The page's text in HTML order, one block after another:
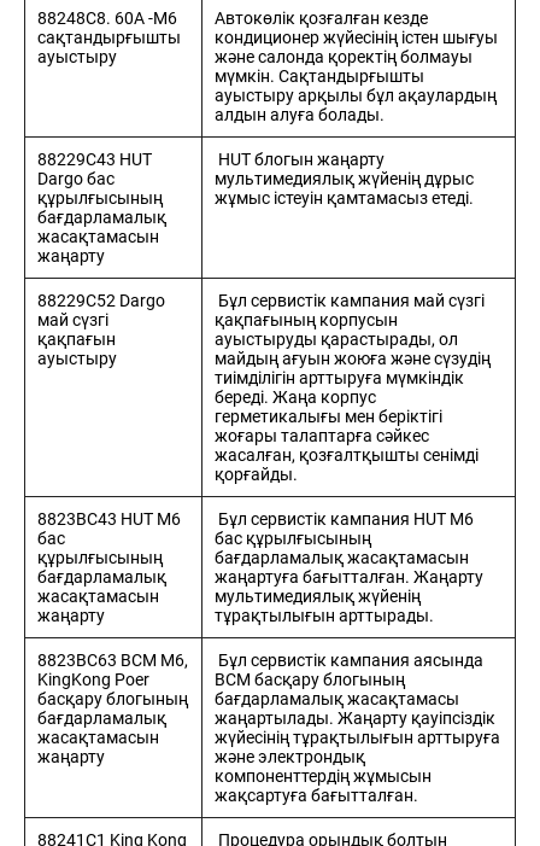
88248С8. 60А -M6
сақтандырғышты
ауыстыру
Автокөлік қозғалған кезде
кондиционер жүйесінің істен шығуы
және салонда қоректің болмауы
мүмкін. Сақтандырғышты
ауыстыру арқылы бұл ақаулардың
алдын алуға болады.
88229C43 HUT
Dargo бас
құрылғысының
бағдарламалық
жасақтамасын
жаңарту
HUT блогын жаңарту
мультимедиялық жүйенің дұрыс
жұмыс істеуін қамтамасыз етеді.
88229C52 Dargo
май сүзгі
қақпағын
ауыстыру
Бұл сервистік кампания май сүзгі
қақпағының корпусын
ауыстыруды қарастырады, ол
майдың ағуын жоюға және сүзудің
тиімділігін арттыруға мүмкіндік
береді. Жаңа корпус
герметикалығы мен беріктігі
жоғары талаптарға сәйкес
жасалған, қозғалтқышты сенімді
қорғайды.
8823BC43 HUT M6
бас
құрылғысының
бағдарламалық
жасақтамасын
жаңарту
Бұл сервистік кампания HUT M6
бас құрылғысының
бағдарламалық жасақтамасын
жаңартуға бағытталған. Жаңарту
мультимедиялық жүйенің
тұрақтылығын арттырады.
8823BC63 BCM M6,
KingKong Poer
басқару блогының
бағдарламалық
жасақтамасын
жаңарту
Бұл сервистік кампания аясында
BCM басқару блогының
бағдарламалық жасақтамасы
жаңартылады. Жаңарту қауіпсіздік
жүйесінің тұрақтылығын арттыруға
және электрондық
компоненттердің жұмысын
жақсартуға бағытталған.
88241C1 King Kong
Процедура орындық болтын